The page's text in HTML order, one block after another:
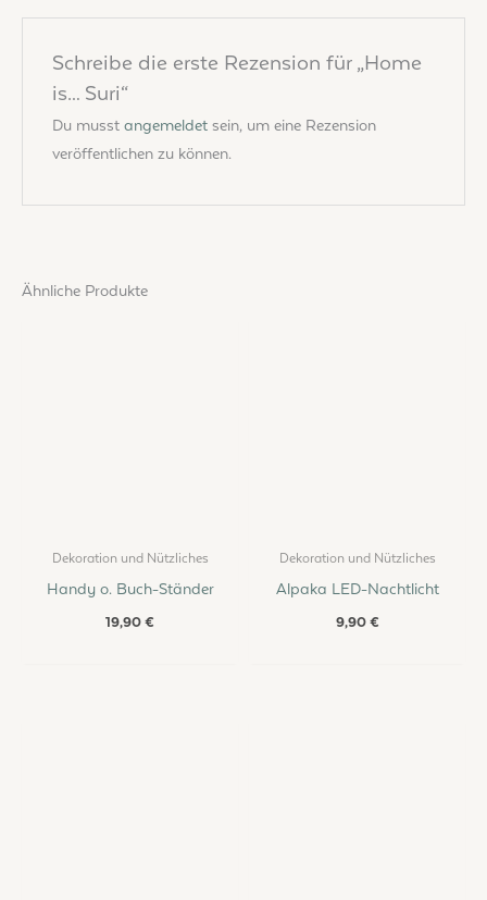
Schreibe die erste Rezension für „Home
is… Suri“
Du musstangemeldet sein, um eine Rezension
veröffentlichen zu können.
Ähnliche Produkte
Dekoration und Nützliches
Handy o. Buch-Ständer
19,90€
Dekoration und Nützliches
Alpaka LED-Nachtlicht
9,90€